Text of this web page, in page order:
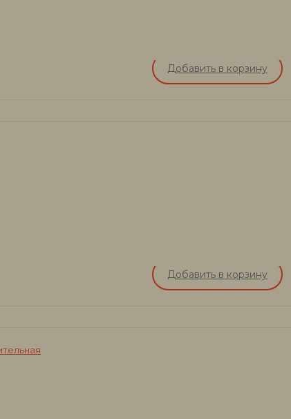
Добавить в корзину
Добавить в корзину